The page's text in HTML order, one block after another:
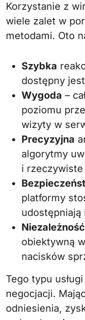
Korzystanie z
wiele zalet w
metodami. Oto
Szybka
dostępny
Wygoda –
poziomu
wizyty w
Precyzyjna
algorytmy
i
platformy
Niezależność
obiektywną
nacisków
Tego typu
negocjacji.
odniesienia,